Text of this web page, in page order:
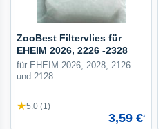
ZooBest Filtervlies für
EHEIM 2026, 2226 -2328
für EHEIM 2026, 2028, 2126
und 2128
★5.0 (1)
3,59 €*